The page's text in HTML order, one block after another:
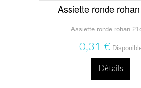
Assiette ronde
Assiette ronde rohan
0,31 €
Détails